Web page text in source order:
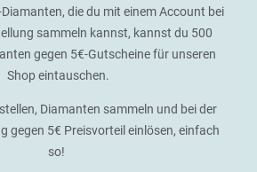
die du mit einem Account bei
sammeln kannst, kannst du 500
gegen 5€-Gutscheine für unseren
Shop eintauschen.
Diamanten sammeln und bei der
gegen 5€ Preisvorteil einlösen, einfach
so!